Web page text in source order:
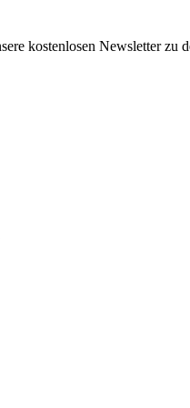
kostenlosen Newsletter zu